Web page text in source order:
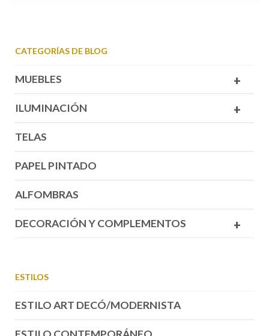
CATEGORÍAS DE BLOG
+
MUEBLES
+
ILUMINACIÓN
TELAS
PAPEL PINTADO
ALFOMBRAS
+
DECORACIÓN Y COMPLEMENTOS
ESTILOS
ESTILO ART DECÓ/MODERNISTA